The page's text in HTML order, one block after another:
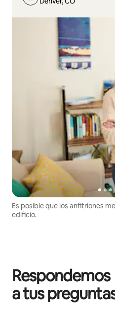
Es posible que los anfitriones
edificio.
Respondemos
a tus